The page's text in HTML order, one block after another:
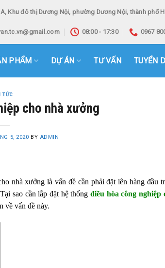
Khu đô thị Dương Nội, phường Dương Nội, thành phố
08:00 - 17:30 0967
PHẨM DỰ ÁN TƯ VẤN TUYỂN
TỨC
cho nhà xưởng
5, 2020 BY ADMIN
nhà xưởng là vấn đề cần phải đặt lên hàng đầu
sao cần lắp đặt hệ thốngđiều hòa công nghiệp
về vấn đề này.